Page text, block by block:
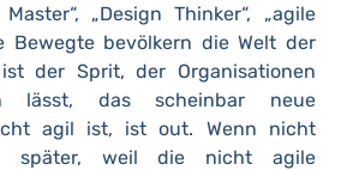
„Design Thinker“, „agile
Bewegte bevölkern die Welt der
der Sprit, der Organisationen
lässt, das scheinbar neue
agil ist, ist out. Wenn nicht
später, weil die nicht agile